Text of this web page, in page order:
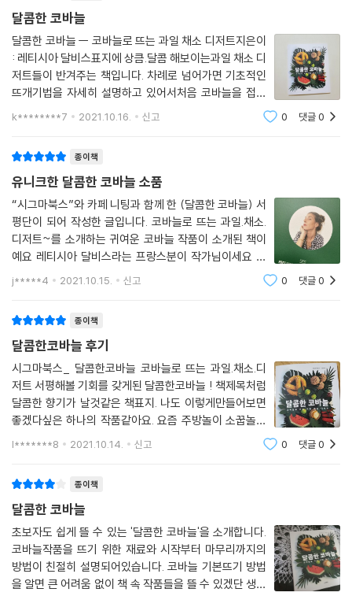
달콤한 코바늘
달콤한 코바늘 ㅡ 코바늘로 뜨는 과일 채소 디저트지은이
: 레티시아 달비스표지에 상큼.달콤 해보이는과일 채소 디
저트들이 반겨주는 책입니다. 차례로 넘어가면 기초적인
뜨개기법을 자세히 설명하고 있어서처음 코바늘을 접하
시는 분들도 따라하기 쉽게 되어있어초보자도 어렵지않
k********7 2021.10.16. 신고 0 댓글0
종이책
유니크한 달콤한 코바늘 소품
“시그마북스”와 카페 니팅과 함께 한 (달콤한 코바늘) 서
평단이 되어 작성한 글입니다. 코바늘로 뜨는 과일.채소.
디저트~를 소개하는 귀여운 코바늘 작품이 소개된 책이
예요 레티시아 달비스라는 프랑스분이 작가님이세요 왠
지~프랑스 감성이 담겨있을거 같아 기대가 되네요^^ 책
의 앞부분은 뜨개기법에 대한 설명이 있는데요 완전 코
j*****4 2021.10.15. 신고 0 댓글0
종이책
달콤한코바늘 후기
시그마북스_ 달콤한코바늘 코바늘로 뜨는 과일.채소.디
저트 서평해볼 기회를 갖게된 달콤한코바늘 ! 책제목처럼
달콤한 향기가 날것같은 책표지. 나도 이렇게만들어보면
좋겠다싶은 하나의 작품같아요. 요즘 주방놀이 소꿉놀이
에 푹빠져있는 딸이 저보다도 책을 더 반겼어요. 저자는
l*******8 2021.10.14. 신고 0 댓글0
종이책
달콤한 코바늘
초보자도 쉽게 뜰 수 있는 '달콤한 코바늘'을 소개합니다.
코바늘작품을 뜨기 위한 재료와 시작부터 마무리까지의
방법이 친절히 설명되어있습니다. 코바늘 기본뜨기 방법
을 알면 큰 어려움 없이 책 속 작품들을 뜰 수 있겠단 생각